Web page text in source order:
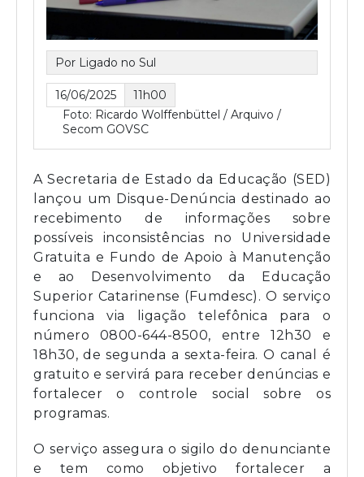
Por Ligado no Sul
16/06/2025
11h00
Foto: Ricardo Wolffenbüttel / Arquivo /
Secom GOVSC
A Secretaria de Estado da Educação (SED)
lançou um Disque-Denúncia destinado ao
recebimento de informações sobre
possíveis inconsistências no Universidade
Gratuita e Fundo de Apoio à Manutenção
e ao Desenvolvimento da Educação
Superior Catarinense (Fumdesc). O serviço
funciona via ligação telefônica para o
número 0800-644-8500, entre 12h30 e
18h30, de segunda a sexta-feira. O canal é
gratuito e servirá para receber denúncias e
fortalecer o controle social sobre os
programas.
O serviço assegura o sigilo do denunciante
e tem como objetivo fortalecer a